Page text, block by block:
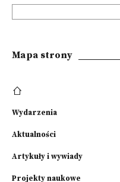
Mapa strony
Wydarzenia
Aktualności
Artykuły i wywiady
Projekty naukowe